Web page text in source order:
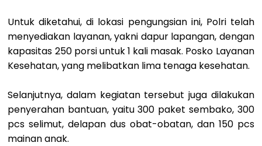
Untuk diketahui, di lokasi pengungsian ini, Polri telah
menyediakan layanan, yakni dapur lapangan, dengan
kapasitas 250 porsi untuk 1 kali masak. Posko Layanan
Kesehatan, yang melibatkan lima tenaga kesehatan.
Selanjutnya, dalam kegiatan tersebut juga dilakukan
penyerahan bantuan, yaitu 300 paket sembako, 300
pcs selimut, delapan dus obat-obatan, dan 150 pcs
mainan anak.